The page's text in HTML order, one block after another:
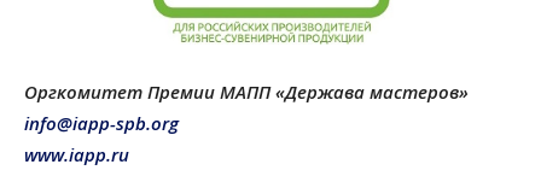
Оргкомитет Премии МАПП «Держава мастеров»
info@iapp-spb.org
www.iapp.ru